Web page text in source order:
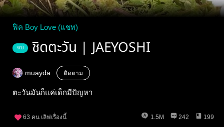
ฟิค Boy Love (แชท)
จบ ชิดตะวัน | JAEYOSHI
muayda ติดตาม
ตะวันมันก็แค่เด็กมีปัญหา
63 คน เลิฟเรื่องนี้ 1.5M 242 199